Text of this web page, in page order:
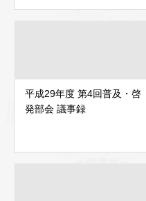
平成29年度 第4回普及・啓
発部会 議事録